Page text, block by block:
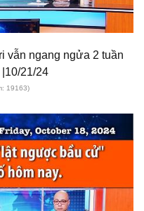
vẫn ngang ngửa 2 tuần
21/24
19163)